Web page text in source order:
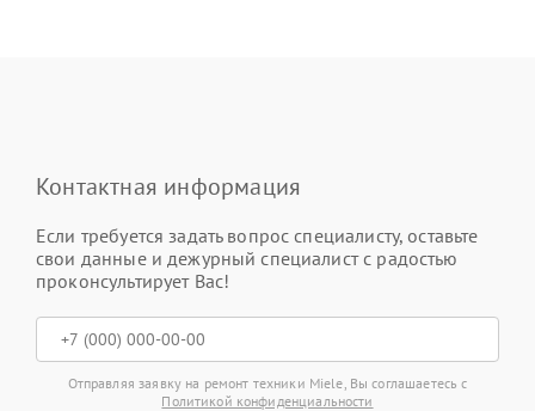
Контактная информация
Если требуется задать вопрос специалисту, оставьте
свои данные и дежурный специалист с радостью
проконсультирует Вас!
Отправляя заявку на ремонт техники Miele, Вы соглашаетесь с
Политикой конфиденциальности